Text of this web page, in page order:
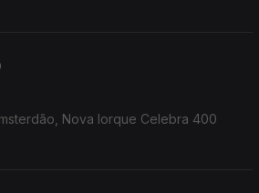
Nova Iorque Celebra 400